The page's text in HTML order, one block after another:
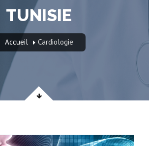
TUNISIE
Accueil Cardiologie